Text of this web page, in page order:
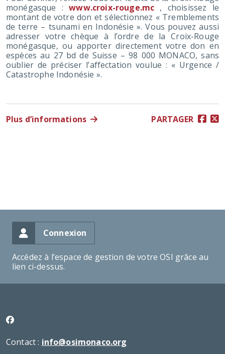
monégasque :www.croix-rouge.mc , choisissez le
montant de votre don et sélectionnez « Tremblements
de terre – tsunami en Indonésie ». Vous pouvez aussi
adresser votre chèque à l’ordre de la Croix-Rouge
monégasque, ou apporter directement votre don en
espèces au 27 bd de Suisse – 98 000 MONACO, sans
oublier de préciser l’affectation voulue : « Urgence /
Catastrophe Indonésie ».
Plus d’informations PARTAGER
Connexion
Accédez à l’espace de gestion de votre OSI grâce au
lien ci-dessus.
Contact : info@osimonaco.org